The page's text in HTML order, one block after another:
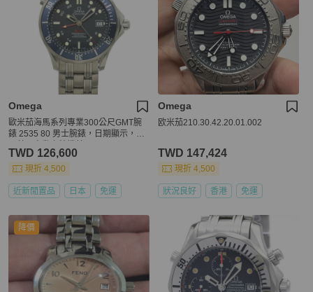
Omega
歐米茄海馬系列專業300公尺GMT腕
錶 2535 80 男士腕錶，日期顯示，海
TWD 126,600
現折 4,500
近新閒置品 日本 免運
Omega
欧米茄210.30.42.20.01.002
TWD 147,424
現折 4,500
狀況良好 香港 免運
降價